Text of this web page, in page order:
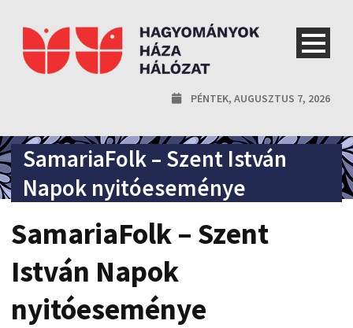
PÉNTEK, AUGUSZTUS 7, 2026
SamariaFolk – Szent István
Napok nyitóeseménye
SamariaFolk – Szent
István Napok
nyitóeseménye